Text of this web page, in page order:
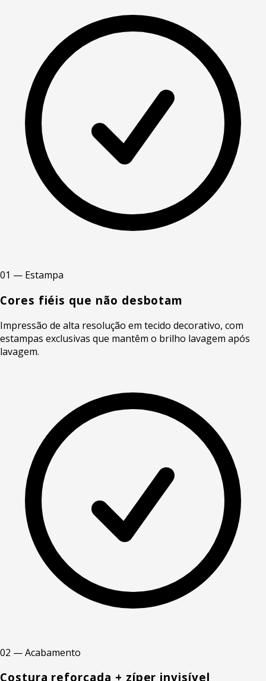
01 — Estampa
Cores fiéis que não desbotam
Impressão de alta resolução em tecido decorativo, com
estampas exclusivas que mantêm o brilho lavagem após
lavagem.
02 — Acabamento
Costura reforçada + zíper invisível